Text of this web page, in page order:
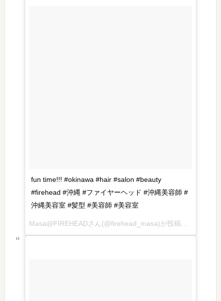
fun time!!! #okinawa #hair #salon #beauty
#firehead #沖縄 #ファイヤーヘッド #沖縄美容師 #
沖縄美容室 #髪型 #美容師 #美容室